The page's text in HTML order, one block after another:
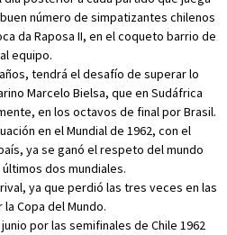
número de simpatizantes chilenos
da Raposa II, en el coqueto barrio de
equipo.
tendrá el desafío de superar lo
Marcelo Bielsa, que en Sudáfrica
en los octavos de final por Brasil.
en el Mundial de 1962, con el
ya se ganó el respeto del mundo
dos mundiales.
ya que perdió las tres veces en las
Copa del Mundo.
por las semifinales de Chile 1962